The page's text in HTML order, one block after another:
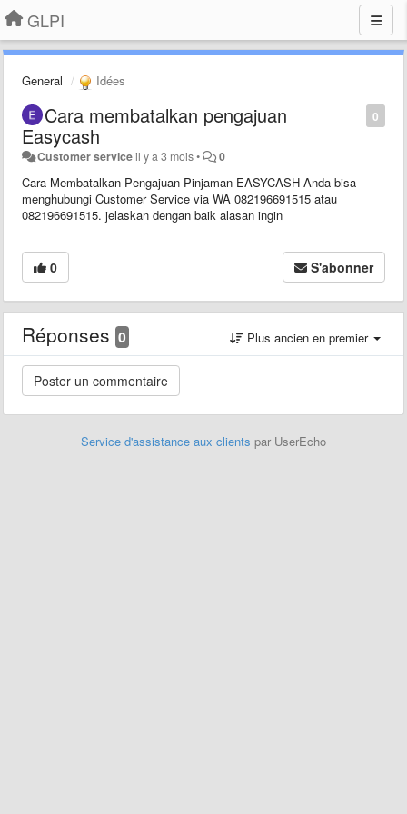
GLPI
General Idées
0
Cara membatalkan pengajuan
Easycash
Customer serviceil y a 3 mois• 0
Cara Membatalkan Pengajuan Pinjaman EASYCASH Anda bisa
menghubungi Customer Service via WA 082196691515 atau
082196691515. jelaskan dengan baik alasan ingin
0 S'abonner
Réponses 0 Plus ancien en premier
Service d'assistance aux clients par UserEcho